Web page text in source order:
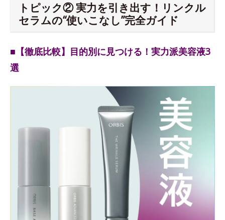
トピック② 実力を引き出す！リンクル
セラムの“使いこなし”完全ガイド
■【徹底比較】目的別に見つける！実力派美容液3
選